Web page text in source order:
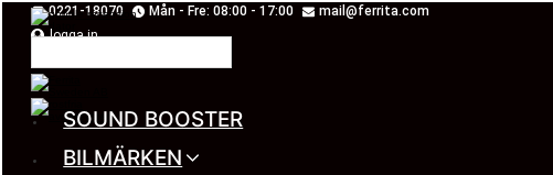
content
0221-18070 Mån - Fre: 08:00 - 17:00
mail@ferrita.com
logga in
SOUND BOOSTER
BILMÄRKEN